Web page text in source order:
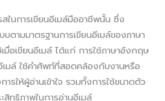
สในการเขียนอีเมล์มืออาชีพนั้น ซึ่ง
บตามมาตรฐานการเขียนอีเมล์ของภาษา
อเขียนอีเมล์ ได้แก่ การใช้ภาษาอังกฤษ
เมล์ ใช้คำศัพท์ที่สอดคล้องกับงานหรือ
ารให้ผู้อ่านเข้าใจ รวมทั้งการใช้ขนาดตัว
สิทธิภาพในการอ่านอีเมล์